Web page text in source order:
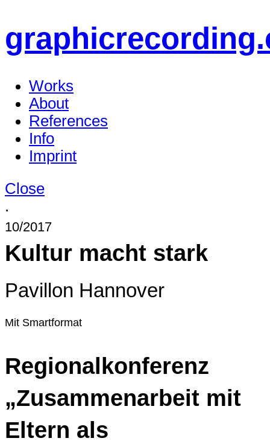
Works
About
References
Info
Imprint
Close
.
10/2017
Kultur macht stark
Pavillon Hannover
Mit Smartformat
Regionalkonferenz
„Zusammenarbeit mit
Eltern als